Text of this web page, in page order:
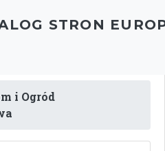
STRON
i Ogród